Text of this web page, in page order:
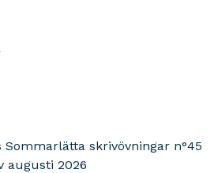
skrivövningar n°45
augusti 2026